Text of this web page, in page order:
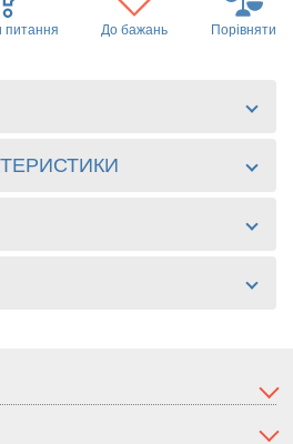
питання До бажань Порівняти